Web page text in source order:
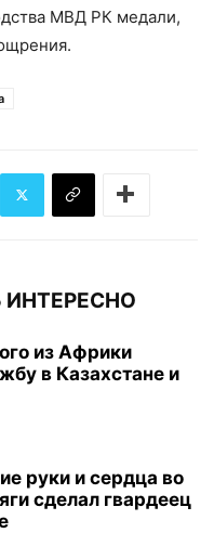
МВД РК медали,
из Африки
в Казахстане и
руки и сердца во
сделал гвардеец